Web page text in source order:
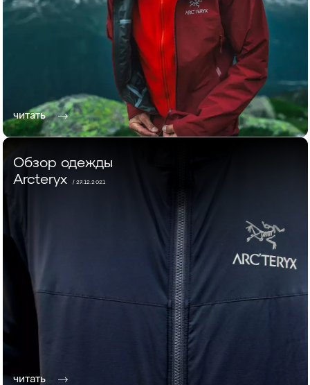
читать
Обзор одежды
Arcteryx
/ 27.12.2021
читать